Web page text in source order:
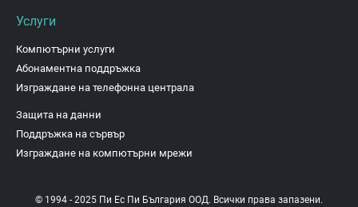
Услуги
Компютърни услуги
Абонаментна поддръжка
Изграждане на телефонна централа
Защита на данни
Поддръжка на сървър
Изграждане на компютърни мрежи
© 1994 - 2025 Пи Ес Пи България ООД. Всички права запазени.